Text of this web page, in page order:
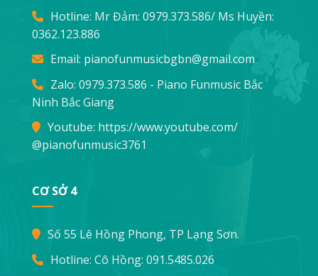
Hotline: Mr Đảm: 0979.373.586/ Ms Huyền:
0362.123.886
Email: pianofunmusicbgbn@gmail.com
Zalo: 0979.373.586 - Piano Funmusic Bắc
Ninh Bắc Giang
Youtube: https://www.youtube.com/
@pianofunmusic3761
CƠ SỞ 4
Số 55 Lê Hồng Phong, TP Lạng Sơn.
Hotline: Cô Hồng: 091.5485.026